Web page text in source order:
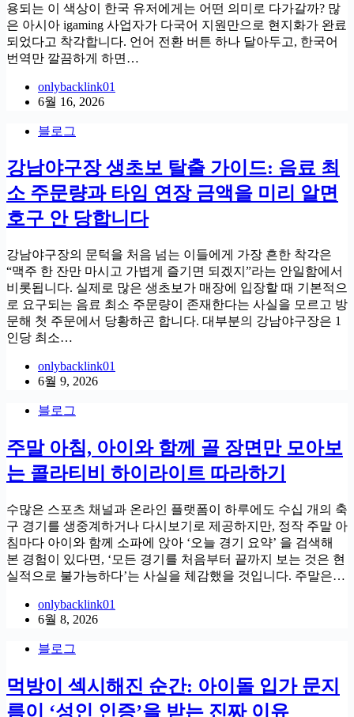
용되는 이 색상이 한국 유저에게는 어떤 의미로 다가갈까? 많
은 아시아 igaming 사업자가 다국어 지원만으로 현지화가 완료
되었다고 착각합니다. 언어 전환 버튼 하나 달아두고, 한국어
번역만 깔끔하게 하면…
onlybacklink01
6월 16, 2026
블로그
강남야구장 생초보 탈출 가이드: 음료 최
소 주문량과 타임 연장 금액을 미리 알면
호구 안 당합니다
강남야구장의 문턱을 처음 넘는 이들에게 가장 흔한 착각은
“맥주 한 잔만 마시고 가볍게 즐기면 되겠지”라는 안일함에서
비롯됩니다. 실제로 많은 생초보가 매장에 입장할 때 기본적으
로 요구되는 음료 최소 주문량이 존재한다는 사실을 모르고 방
문해 첫 주문에서 당황하곤 합니다. 대부분의 강남야구장은 1
인당 최소…
onlybacklink01
6월 9, 2026
블로그
주말 아침, 아이와 함께 골 장면만 모아보
는 콜라티비 하이라이트 따라하기
수많은 스포츠 채널과 온라인 플랫폼이 하루에도 수십 개의 축
구 경기를 생중계하거나 다시보기로 제공하지만, 정작 주말 아
침마다 아이와 함께 소파에 앉아 ‘오늘 경기 요약’ 을 검색해
본 경험이 있다면, ‘모든 경기를 처음부터 끝까지 보는 것은 현
실적으로 불가능하다’는 사실을 체감했을 것입니다. 주말은…
onlybacklink01
6월 8, 2026
블로그
먹방이 섹시해진 순간: 아이돌 입가 문지
름이 ‘성인 인증’을 받는 진짜 이유